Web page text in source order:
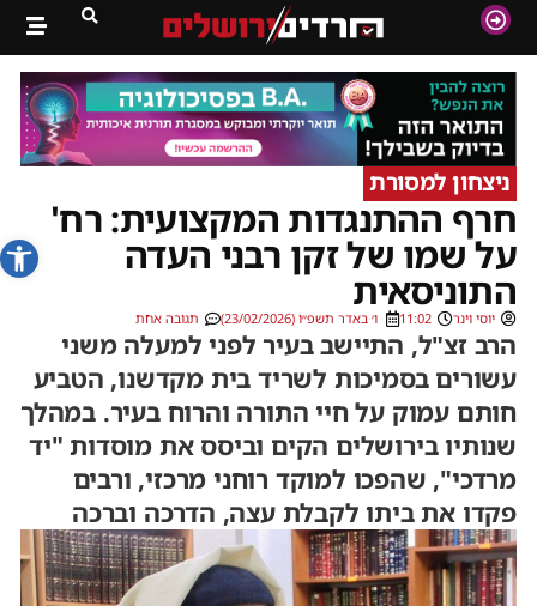
פתח
ניצחון למסורת
חרף ההתנגדות המקצועית: רח'
על שמו של זקן רבני העדה
התוניסאית
יוסי וינר 11:02 ו׳ באדר תשפ״ו (23/02/2026) תגובה אחת
הרב זצ"ל, התיישב בעיר לפני למעלה משני
עשורים בסמיכות לשריד בית מקדשנו, הטביע
חותם עמוק על חיי התורה והרוח בעיר. במהלך
שנותיו בירושלים הקים וביסס את מוסדות "יד
מרדכי", שהפכו למוקד רוחני מרכזי, ורבים
פקדו את ביתו לקבלת עצה, הדרכה וברכה